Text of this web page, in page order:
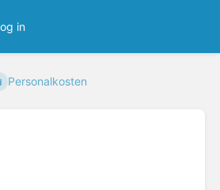
in
Personalkosten